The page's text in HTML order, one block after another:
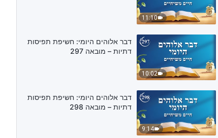
11:10
10:02
דבר אלוהים היומי: חשיפת תפיסות
דתיות – מובאה 297
9:14
דבר אלוהים היומי: חשיפת תפיסות
דתיות – מובאה 298